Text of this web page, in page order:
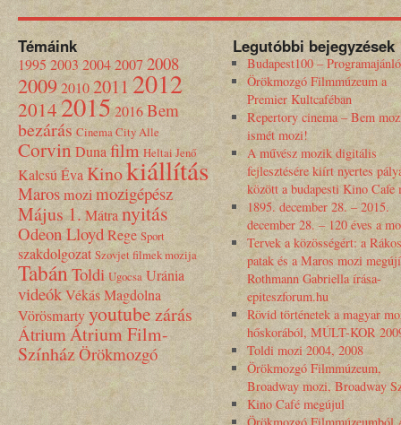
Témáink
1995 2003200420072008
200920102011 2012
201420152016Bem
bezárás Cinema City Alle
CorvinDunafilm Heltai Jenő
Kalcsú ÉvaKinokiállítás
Marosmozimozigépész
Május 1. Mátranyitás
Odeon LloydRege Sport
szakdolgozat Szovjet filmek mozija
TabánToldi Ugocsa Uránia
videókVékás Magdolna
Vörösmartyyoutubezárás
ÁtriumÁtrium Film-
SzínházÖrökmozgó
Legutóbbi bejegyzések
Budapest100 – Programajánló
Örökmozgó Filmmúzeum a
Premier Kultcaféban
Repertory cinema – Bem
ismét mozi!
A művész mozik digitális
fejlesztésére kiírt nyertes
között a budapesti Kino Cafe
1895. december 28. – 2015.
december 28. – 120 éves a
Tervek a közösségért: a
patak és a Maros mozi
Rothmann Gabriella írása-
epiteszforum.hu
Rövid történetek a magyar
hőskorából, MÚLT-KOR
Toldi mozi 2004, 2008
Örökmozgó Filmmúzeum,
Broadway mozi, Broadway
Kino Café megújul